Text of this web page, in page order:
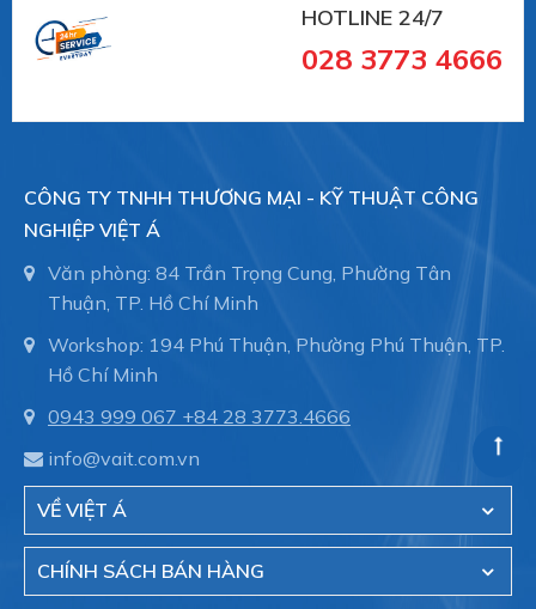
##numhutchankhong #schmalz #phukiennang
#mayhotronangtrongluc #numhutchankhong #vait
Schmalz là Nhà cung cấp Thiết bị chân không
hàng đầu thế giới với 109 năm kinh nghiệm.
Schmalz cung cấp giải pháp hiệu quả trong lĩnh tự
động hóa, nâng chân không và công nghệ kẹp
Việt Á
là đại diện ủy quyền của hãng Schmalz -
Online Shop Schmalz-núm hút chân không,
Giác hút chân không Schmalz, Suction
cup, Chụp hút Schmalztrong dây chuyền tự động
hóa. Hỗ trợ nhiều mảng khác nhau:
Suction Cups for Food
Suction Cups for Handling Glass
Suction Cups for Handling Sheet Metal
HOTLINE 24/7
028 3773 4666
CÔNG TY TNHH THƯƠNG MẠI - KỸ THUẬT CÔNG
NGHIỆP VIỆT Á
Văn phòng: 84 Trần Trọng Cung, Phường Tân
Thuận, TP. Hồ Chí Minh
Workshop: 194 Phú Thuận, Phường Phú Thuận, TP.
Hồ Chí Minh
0943 999 067 +84 28 3773.4666
info@vait.com.vn
VỀ VIỆT Á
CHÍNH SÁCH BÁN HÀNG